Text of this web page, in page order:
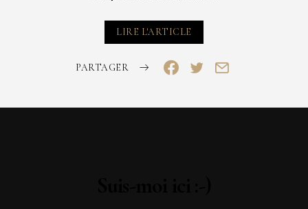
LIRE L'ARTICLE
PARTAGER